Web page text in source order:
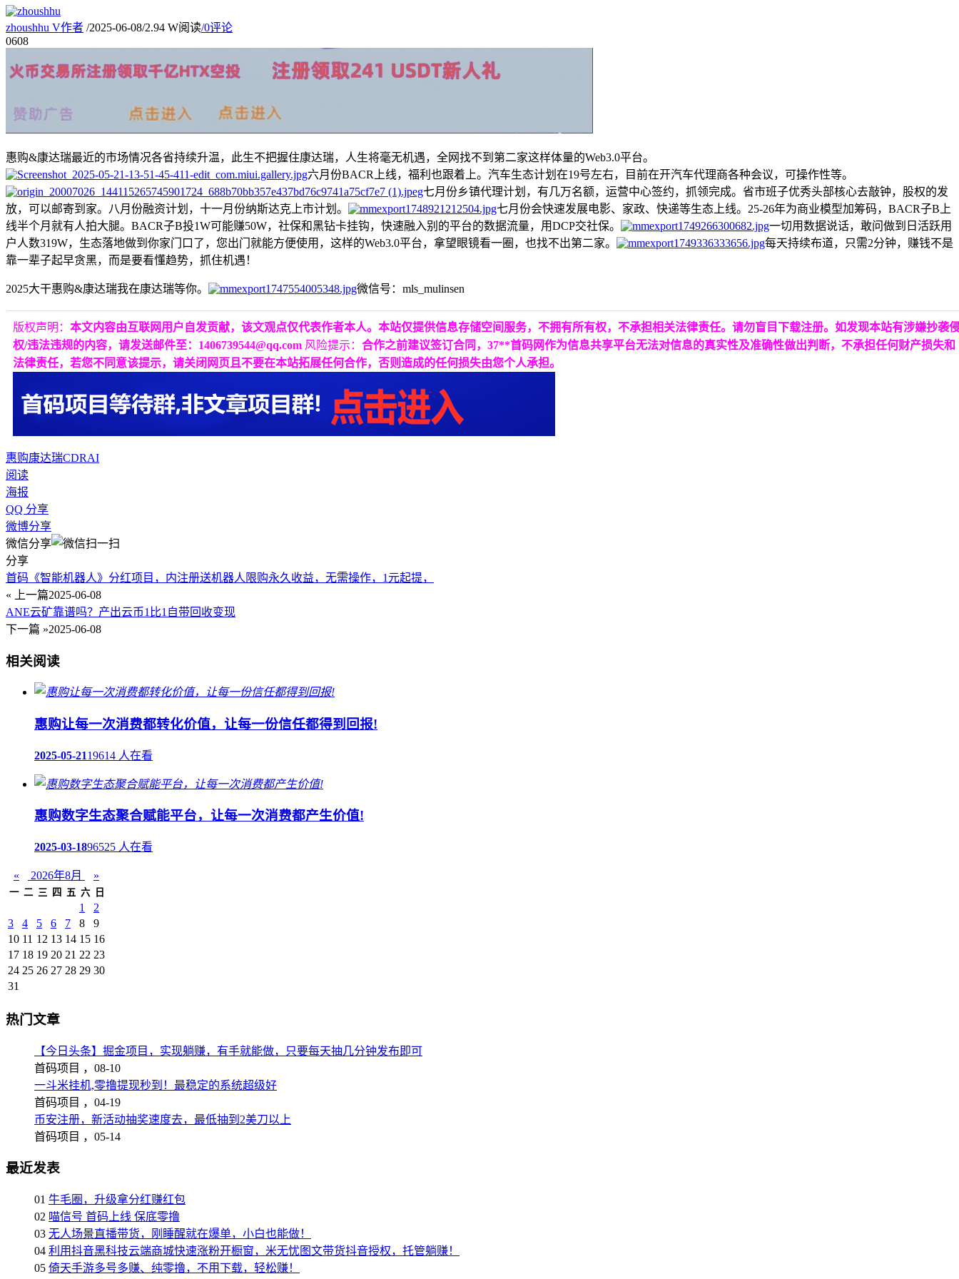
zhoushhu V作者 /2025-06-08/2.94 W阅读/0评论
0608
惠购&康达瑞最近的市场情况各省持续升温，此生不把握住康达瑞，人生将毫无机遇，全网找不到第二家这样体量的Web3.0平台。
六月份BACR上线，福利也跟着上。汽车生态计划在19号左右，目前在开汽车代理商各种会议，可操作性等。
七月份乡镇代理计划，有几万名额，运营中心签约，抓领完成。省市班子优秀头部核心去敲钟，股权的发
放，可以邮寄到家。八月份融资计划，十一月份纳斯达克上市计划。
七月份会快速发展电影、家政、快递等生态上线。25-26年为商业模型加筹码，BACR子B上
线半个月就有人拍大腿。BACR子B投1W可能赚50W，社保和黑钻卡挂钩，快速融入别的平台的数据流量，用DCP交社保。
一切用数据说话，敢问做到日活跃用
户人数319W，生态落地做到你家门口了，您出门就能方便使用，这样的Web3.0平台，拿望眼镜看一圈，也找不出第二家。
每天持续布道，只需2分钟，赚钱不是
靠一辈子起早贪黑，而是要看懂趋势，抓住机遇！
2025大干惠购&康达瑞我在康达瑞等你。 微信号：mls_mulinsen
版权声明： 本文内容由互联网用户自发贡献，该文观点仅代表作者本人。本站仅提供信息存储空间服务，不拥有所有权，不承担相关法律责任。请勿盲目下载注册。如发现本站有涉嫌抄袭
权/违法违规的内容，请发送邮件至：1406739544@qq.com 风险提示： 合作之前建议签订合同，37**首码网作为信息共享平台无法对信息的真实性及准确性做出判断，不承担任何财产损失和
法律责任，若您不同意该提示，请关闭网页且不要在本站拓展任何合作，否则造成的任何损失由您个人承担。
惠购康达瑞CDRAI
阅读
海报
QQ 分享
微博分享
微信分享
分享
首码《智能机器人》分红项目，内注册送机器人限购永久收益，无需操作，1元起提，
« 上一篇2025-06-08
ANE云矿靠谱吗？产出云币1比1自带回收变现
下一篇 »2025-06-08
相关阅读
惠购让每一次消费都转化价值，让每一份信任都得到回报!
2025-05-2119614 人在看
惠购数字生态聚合赋能平台，让每一次消费都产生价值!
2025-03-1896525 人在看
« 2026年8月 »
一 二 三 四 五 六 日
1
2
3
4 5 6 7 8
9
10 11 12 13 14 15 16
17 18 19 20 21 22 23
24 25 26 27 28 29 30
31
热门文章
【今日头条】掘金项目，实现躺赚，有手就能做，只要每天抽几分钟发布即可
首码项目 ， 08-10
一斗米挂机,零撸提现秒到！最稳定的系统超级好
首码项目 ， 04-19
币安注册，新活动抽奖速度去，最低抽到2美刀以上
首码项目 ， 05-14
最近发表
01 牛毛圈，升级拿分红赚红包
02 喵信号 首码上线 保底零撸
03 无人场景直播带货，刚睡醒就在爆单，小白也能做！
04 利用抖音黑科技云端商城快速涨粉开橱窗，米无忧图文带货抖音授权，托管躺赚！
05 倚天手游多号多赚、纯零撸，不用下载，轻松赚！